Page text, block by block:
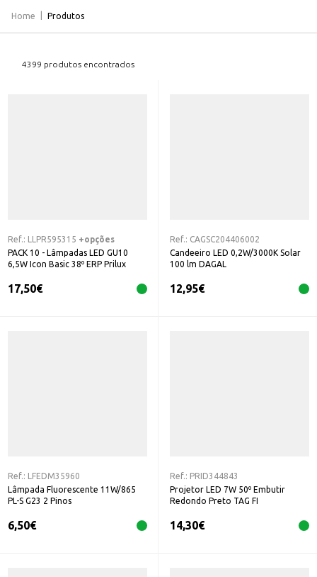
Home Produtos
4399 produtos encontrados
Ref.: LLPR595315 +opções
PACK 10 - Lâmpadas LED GU10
6,5W Icon Basic 38º ERP Prilux
17,50€
Ref.: CAGSC204406002
Candeeiro LED 0,2W/3000K Solar
100 lm DAGAL
12,95€
Ref.:
LFEDM35960
Lâmpada Fluorescente 11W/865
PL-S G23 2 Pinos
6,50€
Ref.: PRID344843
Projetor LED 7W 50º Embutir
Redondo Preto TAG FI
14,30€